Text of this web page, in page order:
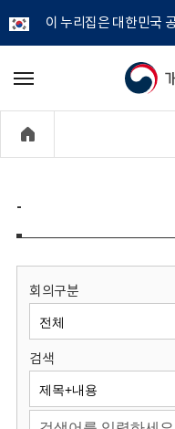
이 누리집은 대한민국
개
정
보
원
회
메
기
-
회의구분
검색